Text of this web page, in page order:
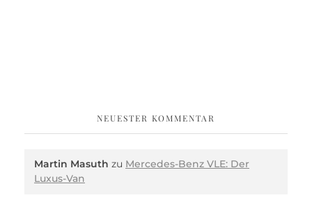
NEUESTER KOMMENTAR
Martin Masuth zu Mercedes-Benz VLE: Der
Luxus-Van